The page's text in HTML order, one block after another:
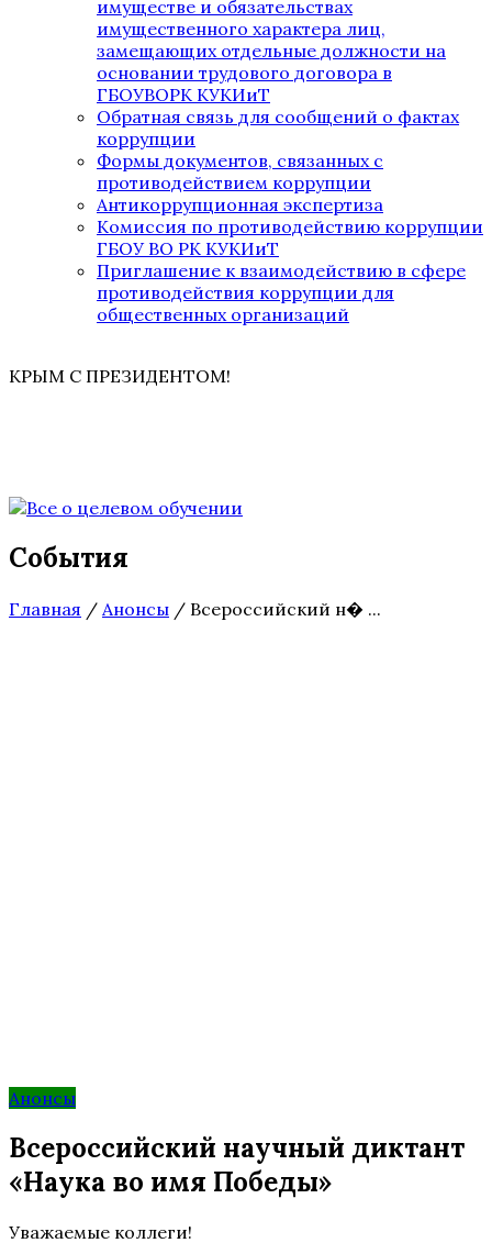
имуществе и обязательствах
имущественного характера лиц,
замещающих отдельные должности на
основании трудового договора в
ГБОУВОРК КУКИиТ
Обратная связь для сообщений о фактах
коррупции
Формы документов, связанных с
противодействием коррупции
Антикоррупционная экспертиза
Комиссия по противодействию коррупции
ГБОУ ВО РК КУКИиТ
Приглашение к взаимодействию в сфере
противодействия коррупции для
общественных организаций
КРЫМ С ПРЕЗИДЕНТОМ!
События
Главная / Анонсы / Всероссийский н� ...
Анонсы
Всероссийский научный диктант
«Наука во имя Победы»
Уважаемые коллеги!